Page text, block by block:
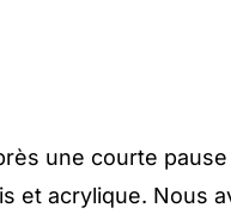
une courte
et acrylique. Nous